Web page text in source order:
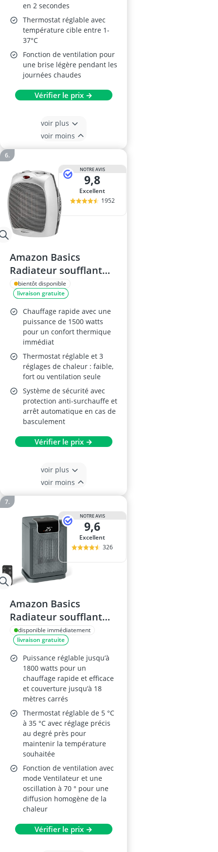
en 2 secondes
Thermostat réglable avec
température cible entre 1-
37°C
Fonction de ventilation pour
une brise légère pendant les
journées chaudes
Vérifier le prix →
voir plus
voir moins
NOTRE AVIS
9,8
Excellent
1952
Amazon Basics
Radiateur soufflant
céramique 1500W
bientôt disponible
livraison gratuite
Chauffage rapide avec une
puissance de 1500 watts
pour un confort thermique
immédiat
Thermostat réglable et 3
réglages de chaleur : faible,
fort ou ventilation seule
Système de sécurité avec
protection anti-surchauffe et
arrêt automatique en cas de
basculement
Vérifier le prix →
voir plus
voir moins
NOTRE AVIS
9,6
Excellent
326
Amazon Basics
Radiateur soufflant
électrique en
céramique, portable,
oscillation 70°, 1800 W,
25 cm, gris
disponible immédiatement
livraison gratuite
Puissance réglable jusqu’à
1800 watts pour un
chauffage rapide et efficace
et couverture jusqu’à 18
mètres carrés
Thermostat réglable de 5 °C
à 35 °C avec réglage précis
au degré près pour
maintenir la température
souhaitée
Fonction de ventilation avec
mode Ventilateur et une
oscillation à 70 ° pour une
diffusion homogène de la
chaleur
Vérifier le prix →